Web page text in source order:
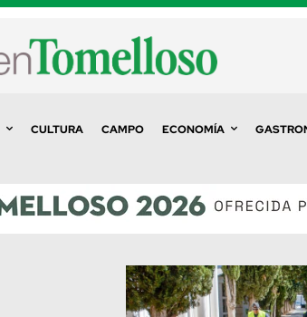
CULTURA CAMPO ECONOMÍA